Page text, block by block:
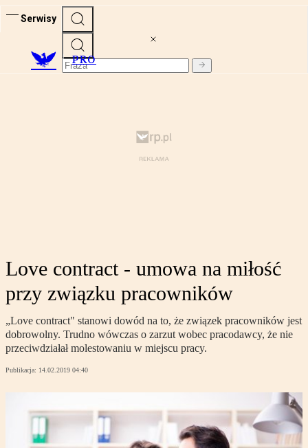
Serwisy
PRO
Love contract - umowa na miłość
przy związku pracowników
„Love contract" stanowi dowód na to, że związek pracowników jest
dobrowolny. Trudno wówczas o zarzut wobec pracodawcy, że nie
przeciwdziałał molestowaniu w miejscu pracy.
Publikacja: 14.02.2019 04:40